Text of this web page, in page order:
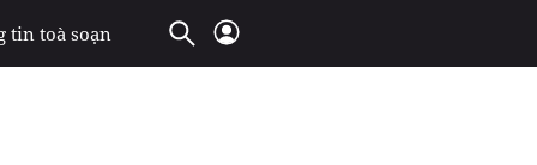
tin toà soạn